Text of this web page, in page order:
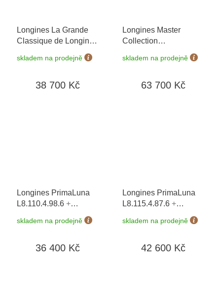
Longines La Grande
Classique de Longines
prodloužená záruka 5
baterie zdarma +
skladem na prodejně
38 700 Kč
Longines Master
Collection
+ záruka
5 let + možnost výměny
skladem na prodejně
63 700 Kč
Longines PrimaLuna
L8.110.4.98.6 +
prodloužená záruka 5
let + 5 let na výměnu
možnost výměny do 90
skladem na prodejně
36 400 Kč
Longines PrimaLuna
L8.115.4.87.6 +
prodloužená záruka 5
let + možnost výměny
výměnu baterie zdarma
skladem na prodejně
42 600 Kč